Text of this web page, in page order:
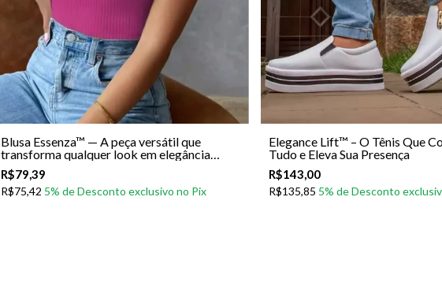
Blusa Essenza™ — A peça versátil que
transforma qualquer look em elegância
instantânea
R$79,39
R$75,42
Elegance Lift™ – O Tênis Que
Tudo e Eleva Sua Presença
R$143,00
R$135,85